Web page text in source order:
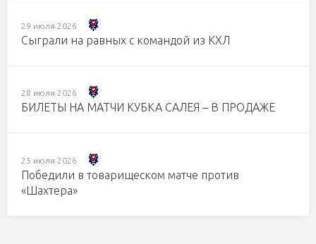
29 июля 2026
Сыграли на равных с командой из КХЛ
28 июля 2026
БИЛЕТЫ НА МАТЧИ КУБКА САЛЕЯ – В ПРОДАЖЕ
25 июля 2026
Победили в товарищеском матче против
«Шахтера»